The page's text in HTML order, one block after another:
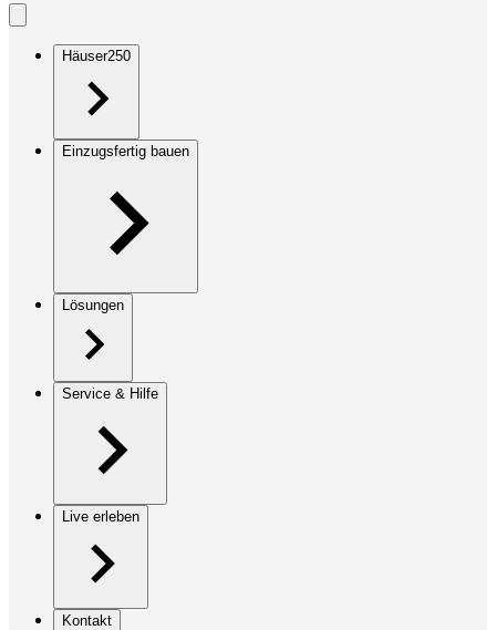
Häuser250
Einzugsfertig bauen
Lösungen
Service & Hilfe
Live erleben
Kontakt